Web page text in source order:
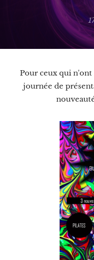
Pour ceux qui n'ont
journée de